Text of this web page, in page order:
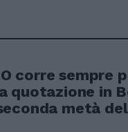
corre sempre
quotazione in
metà